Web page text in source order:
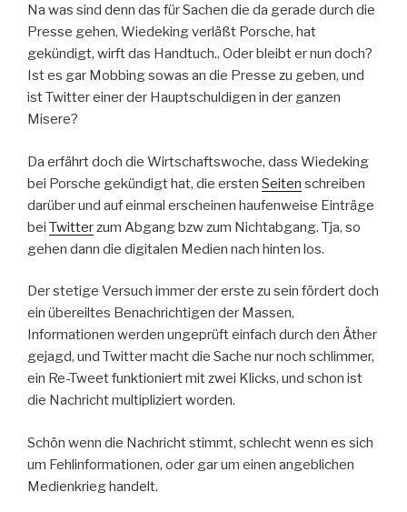
Na was sind denn das für Sachen die da gerade durch die
Presse gehen, Wiedeking verläßt Porsche, hat
gekündigt, wirft das Handtuch.. Oder bleibt er nun doch?
Ist es gar Mobbing sowas an die Presse zu geben, und
ist Twitter einer der Hauptschuldigen in der ganzen
Misere?
Da erfährt doch die Wirtschaftswoche, dass Wiedeking
bei Porsche gekündigt hat, die ersten Seiten schreiben
darüber und auf einmal erscheinen haufenweise Einträge
bei Twitterzum Abgang bzw zum Nichtabgang. Tja, so
gehen dann die digitalen Medien nach hinten los.
Der stetige Versuch immer der erste zu sein fördert doch
ein übereiltes Benachrichtigen der Massen,
Informationen werden ungeprüft einfach durch den Äther
gejagd, und Twitter macht die Sache nur noch schlimmer,
ein Re-Tweet funktioniert mit zwei Klicks, und schon ist
die Nachricht multipliziert worden.
Schön wenn die Nachricht stimmt, schlecht wenn es sich
um Fehlinformationen, oder gar um einen angeblichen
Medienkrieg handelt.